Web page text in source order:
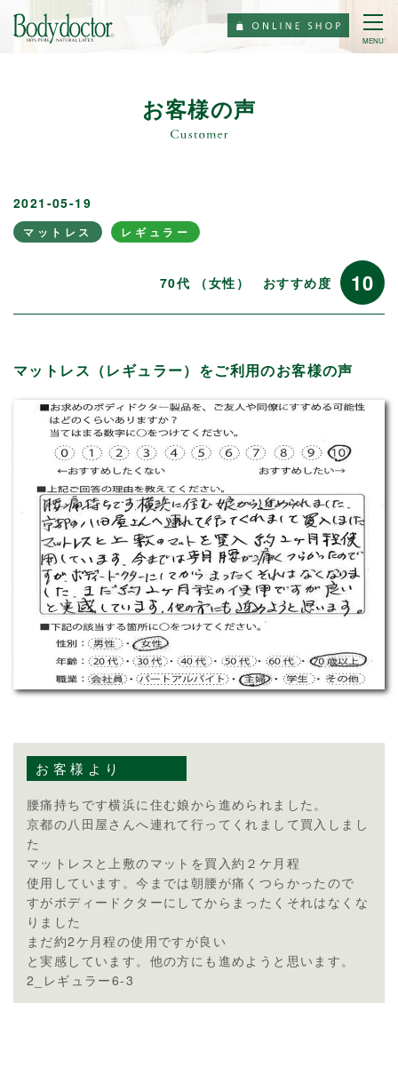
MENU
お客様の声
2021-05-19
マットレス レギュラー
70代 （女性） おすすめ度 10
マットレス（レギュラー）をご利用のお客様の声
お客様より
腰痛持ちです横浜に住む娘から進められました。
京都の八田屋さんへ連れて行ってくれまして買入しまし
た
マットレスと上敷のマットを買入約２ケ月程
使用しています。今までは朝腰が痛くつらかったので
すがボディードクターにしてからまったくそれはなくな
りました
まだ約2ケ月程の使用ですが良い
と実感しています。他の方にも進めようと思います。
2_レギュラー6-3